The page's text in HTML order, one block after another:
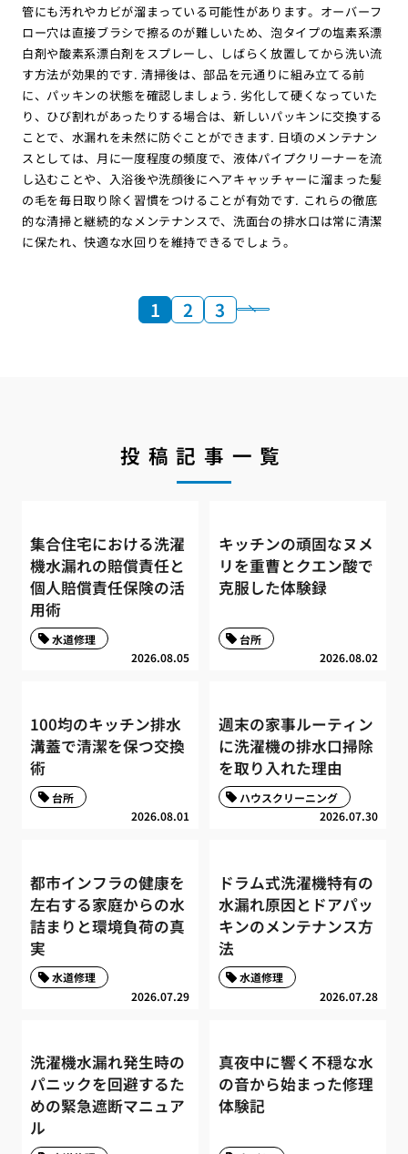
管にも汚れやカビが溜まっている可能性があります。オーバーフ
ロー穴は直接ブラシで擦るのが難しいため、泡タイプの塩素系漂
白剤や酸素系漂白剤をスプレーし、しばらく放置してから洗い流
す方法が効果的です. 清掃後は、部品を元通りに組み立てる前
に、パッキンの状態を確認しましょう. 劣化して硬くなっていた
り、ひび割れがあったりする場合は、新しいパッキンに交換する
ことで、水漏れを未然に防ぐことができます. 日頃のメンテナン
スとしては、月に一度程度の頻度で、液体パイプクリーナーを流
し込むことや、入浴後や洗顔後にヘアキャッチャーに溜まった髪
の毛を毎日取り除く習慣をつけることが有効です. これらの徹底
的な清掃と継続的なメンテナンスで、洗面台の排水口は常に清潔
に保たれ、快適な水回りを維持できるでしょう。
1 2 3
投稿記事一覧
集合住宅における洗濯
機水漏れの賠償責任と
個人賠償責任保険の活
用術
2026.08.05
水道修理
キッチンの頑固なヌメ
リを重曹とクエン酸で
克服した体験録
2026.08.02
台所
100均のキッチン排水
溝蓋で清潔を保つ交換
術
2026.08.01
台所
週末の家事ルーティン
に洗濯機の排水口掃除
を取り入れた理由
2026.07.30
ハウスクリーニング
都市インフラの健康を
左右する家庭からの水
詰まりと環境負荷の真
実
2026.07.29
水道修理
ドラム式洗濯機特有の
水漏れ原因とドアパッ
キンのメンテナンス方
法
2026.07.28
水道修理
洗濯機水漏れ発生時の
パニックを回避するた
めの緊急遮断マニュア
ル
真夜中に響く不穏な水
の音から始まった修理
体験記